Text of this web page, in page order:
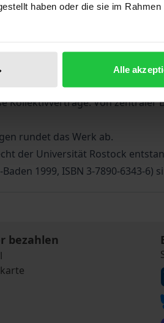
haben oder die sie im
Alle
dringender die Frage nach
u.a. anhand
Abkommens über die
Kollektivverträge. Von zentraler
rundet das Werk ab.
der Universität Rostock
1999, ISBN 3-7890-6343-6)
bezahlen